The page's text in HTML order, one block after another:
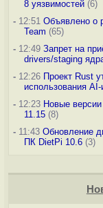
8 уязвимостей(6)
-12:51 Объявлено о
Team (65)
-12:49 Запрет на
drivers/staging
-12:26 Проект Rust
использования
-12:23 Новые
11.15(8)
-11:43 Обновление
ПК DietPi 10.6(3)